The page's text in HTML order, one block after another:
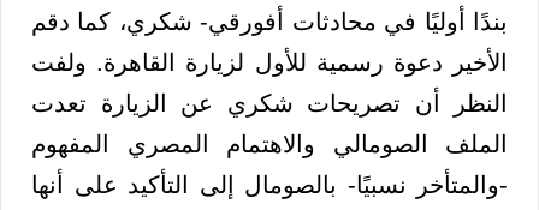
بندًا أوليًا في محادثات أفورقي- شكري، كما دقم
الأخير دعوة رسمية للأول لزيارة القاهرة. ولفت
النظر أن تصريحات شكري عن الزيارة تعدت
الملف الصومالي والاهتمام المصري المفهوم
-والمتأخر نسبيًا- بالصومال إلى التأكيد على أنها